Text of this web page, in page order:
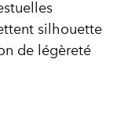
silhouette
de légèreté